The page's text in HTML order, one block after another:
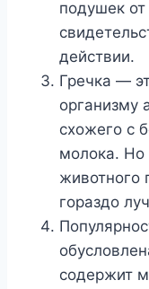
подушек
действии.
Гречка —
организму
схожего с
молока. Но
животного
гораздо
содержит